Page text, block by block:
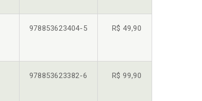
978853623404-5 R$ 49,90
978853623382-6 R$ 99,90